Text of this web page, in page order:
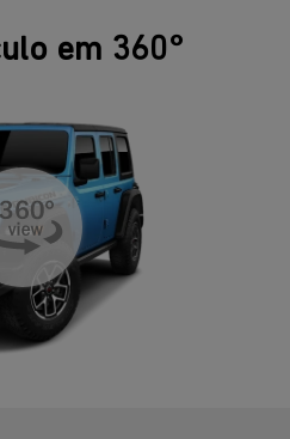
em 360°